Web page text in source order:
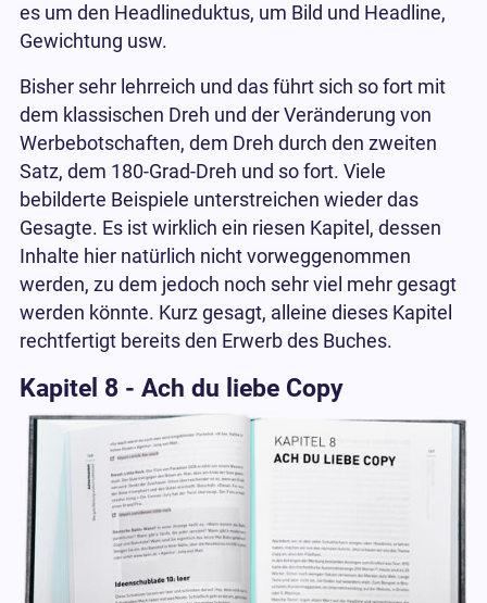
es um den Headlineduktus, um Bild und Headline,
Gewichtung usw.
Bisher sehr lehrreich und das führt sich so fort mit
dem klassischen Dreh und der Veränderung von
Werbebotschaften, dem Dreh durch den zweiten
Satz, dem 180-Grad-Dreh und so fort. Viele
bebilderte Beispiele unterstreichen wieder das
Gesagte. Es ist wirklich ein riesen Kapitel, dessen
Inhalte hier natürlich nicht vorweggenommen
werden, zu dem jedoch noch sehr viel mehr gesagt
werden könnte. Kurz gesagt, alleine dieses Kapitel
rechtfertigt bereits den Erwerb des Buches.
Kapitel 8 - Ach du liebe Copy